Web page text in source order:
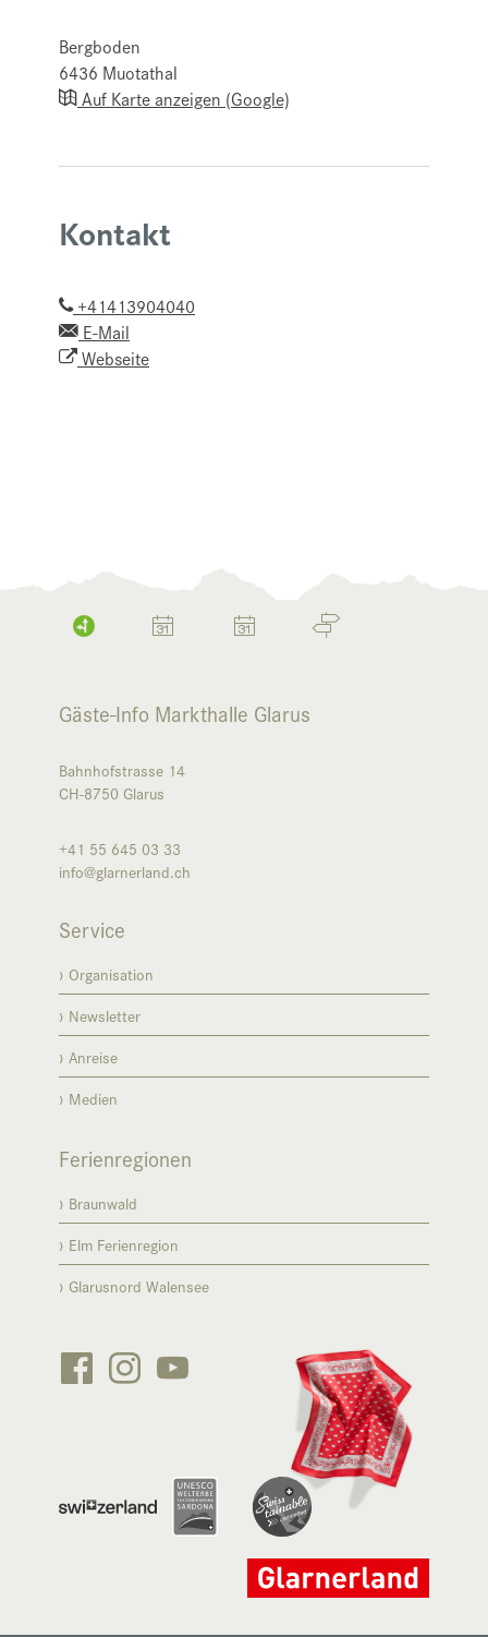
Bergboden
6436 Muotathal
Auf Karte anzeigen (Google)
Kontakt
+41413904040
E-Mail
Webseite
Gäste-Info Markthalle Glarus
Bahnhofstrasse 14
CH-8750 Glarus
+41 55 645 03 33
info@glarnerland.ch
Service
Organisation
Newsletter
Anreise
Medien
Ferienregionen
Braunwald
Elm Ferienregion
Glarusnord Walensee

 